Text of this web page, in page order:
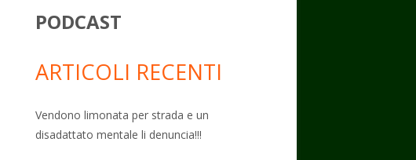
PODCAST
ARTICOLI RECENTI
Vendono limonata per strada e un
disadattato mentale li denuncia!!!